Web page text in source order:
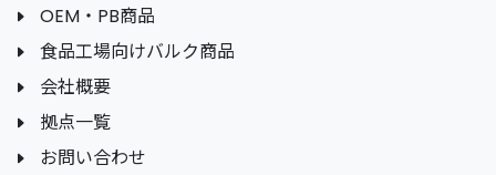
OEM・PB商品
食品工場向けバルク商品
会社概要
拠点一覧
お問い合わせ